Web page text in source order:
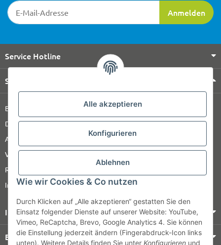
Alle akzeptieren
Konfigurieren
Ablehnen
Wie wir Cookies & Co nutzen
Durch Klicken auf „Alle akzeptieren“ gestatten Sie den
Einsatz folgender Dienste auf unserer Website: YouTube,
Vimeo, ReCaptcha, Brevo, Google Analytics 4. Sie können
die Einstellung jederzeit ändern (Fingerabdruck-Icon links
unten). Weitere Details finden Sie unter Konfigurieren und
Newsletter-Registrierung
Anmelden
Service Hotline
Shop Service
Barrierefreiheitserklärung
Datenschutz
AGB
Versandinformationen
Retour
Impressum
Informationen
Bezahlung & Versand